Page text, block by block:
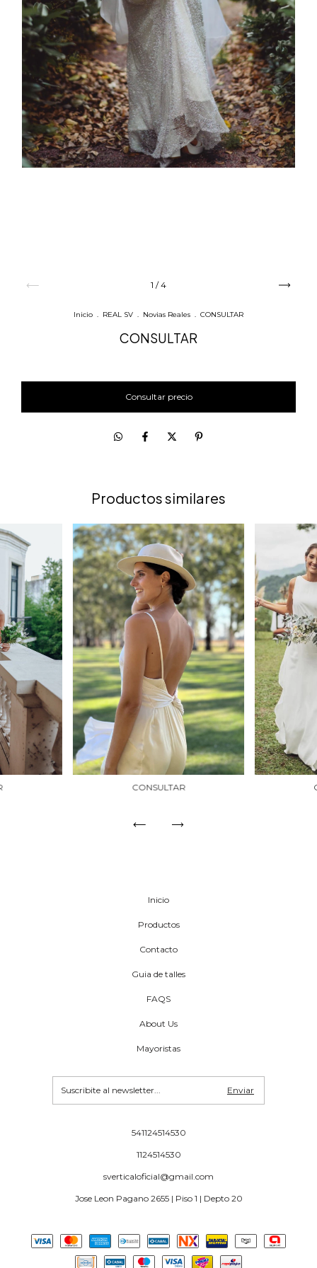
1 /4
Inicio . REAL SV . Novias Reales . CONSULTAR
CONSULTAR
Productos similares
CONSULTAR
Inicio
Productos
Contacto
Guia de talles
FAQS
About Us
Mayoristas
541124514530
1124514530
sverticaloficial@gmail.com
Jose Leon Pagano 2655 | Piso 1 | Depto 20